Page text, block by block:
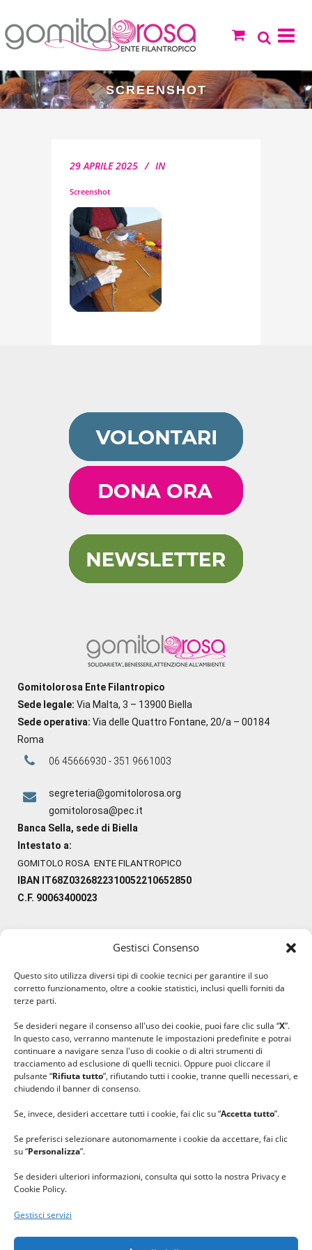
Gestisci Consenso
Questo sito utilizza diversi tipi di cookie tecnici per garantire il suo
corretto funzionamento, oltre a cookie statistici, inclusi quelli forniti da
terze parti.
Se desideri negare il consenso all'uso dei cookie, puoi fare clic sulla “X”.
In questo caso, verranno mantenute le impostazioni predefinite e potrai
continuare a navigare senza l'uso di cookie o di altri strumenti di
tracciamento ad esclusione di quelli tecnici. Oppure puoi cliccare il
pulsante “Rifiuta tutto”, rifiutando tutti i cookie, tranne quelli necessari, e
chiudendo il banner di consenso.
Se, invece, desideri accettare tutti i cookie, fai clic su “Accetta tutto”.
Se preferisci selezionare autonomamente i cookie da accettare, fai clic
su “Personalizza”.
Se desideri ulteriori informazioni, consulta qui sotto la nostra Privacy e
Cookie Policy.
Gestisci servizi
SCREENSHOT
29 APRILE 2025 IN
Screenshot
Gomitolorosa Ente Filantropico
Sede legale: Via Malta, 3 – 13900 Biella
Sede operativa: Via delle Quattro Fontane, 20/a – 00184
Roma
06 45666930 - 351 9661003
segreteria@gomitolorosa.org
gomitolorosa@pec.it
Banca Sella, sede di Biella
Intestato a:
GOMITOLO ROSA ENTE FILANTROPICO
IBAN IT68Z0326822310052210652850
C.F. 90063400023
#lanaterapia
#ilcaloredellempatia